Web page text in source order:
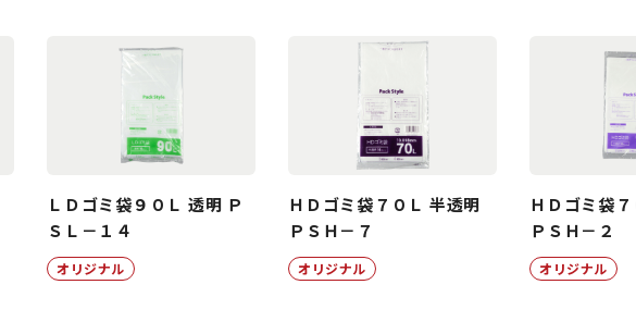
ＬＤゴミ袋９０Ｌ 透明 Ｐ
ＳＬ－１４
オリジナル
ＨＤゴミ袋７０Ｌ 半透明
ＰＳＨ－７
オリジナル
ＨＤゴミ袋
ＰＳＨ－２
オリジナル